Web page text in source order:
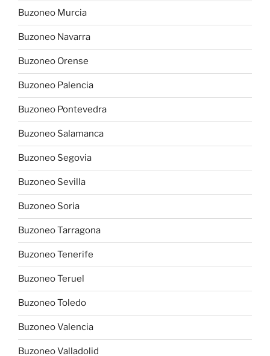
Buzoneo Murcia
Buzoneo Navarra
Buzoneo Orense
Buzoneo Palencia
Buzoneo Pontevedra
Buzoneo Salamanca
Buzoneo Segovia
Buzoneo Sevilla
Buzoneo Soria
Buzoneo Tarragona
Buzoneo Tenerife
Buzoneo Teruel
Buzoneo Toledo
Buzoneo Valencia
Buzoneo Valladolid